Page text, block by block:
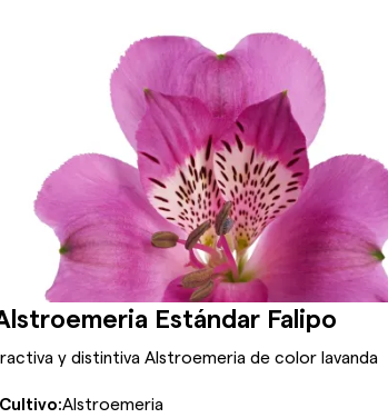
Estándar Falipo
y distintiva Alstroemeria de color lavanda
Cultivo:Alstroemeria